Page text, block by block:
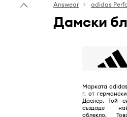
Answear adidas
Дамски
Марката
г. от
Даслер. Той
създаде
облекло.